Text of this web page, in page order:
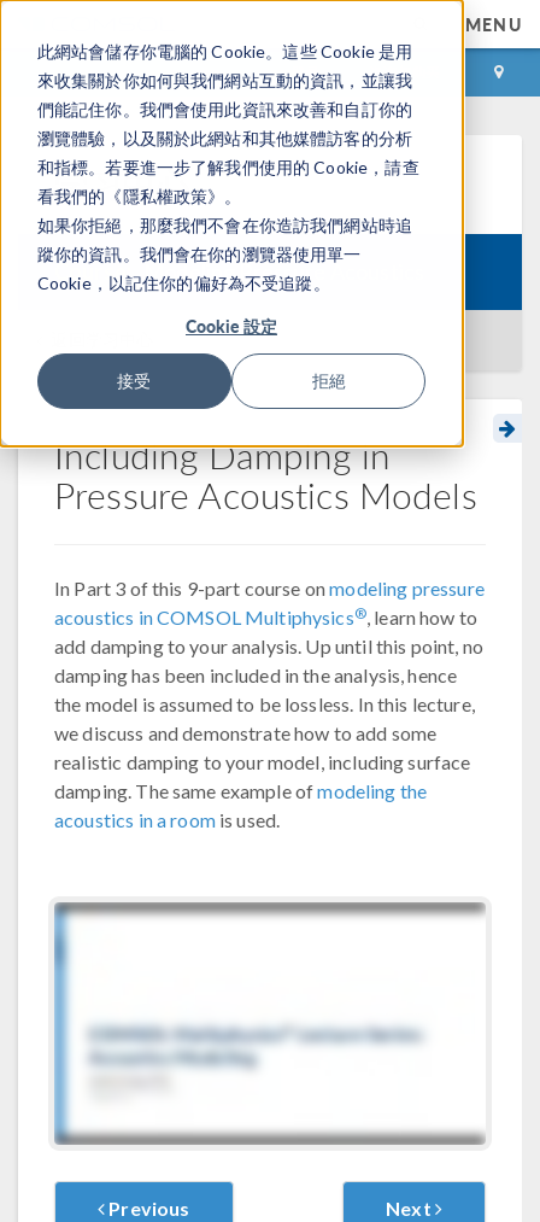
此網站會儲存你電腦的 Cookie。這些 Cookie 是用
來收集關於你如何與我們網站互動的資訊，並讓我
們能記住你。我們會使用此資訊來改善和自訂你的
瀏覽體驗，以及關於此網站和其他媒體訪客的分析
和指標。若要進一步了解我們使用的 Cookie，請查
看我們的《隱私權政策》。
如果你拒絕，那麼我們不會在你造訪我們網站時追
蹤你的資訊。我們會在你的瀏覽器使用單一
Cookie，以記住你的偏好為不受追蹤。
Cookie 設定
接受 拒絕
MENU
登录 咨询与购买
学习中心
Course: Modeling Pressure Acoustics
Including Damping in
Pressure Acoustics Models
In Part 3 of this 9-part course onmodeling pressure
acoustics in COMSOL Multiphysics®, learn how to
add damping to your analysis. Up until this point, no
damping has been included in the analysis, hence
the model is assumed to be lossless. In this lecture,
we discuss and demonstrate how to add some
realistic damping to your model, including surface
damping. The same example ofmodeling the
acoustics in a roomis used.
Previous Next